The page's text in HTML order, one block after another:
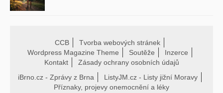
CCB
Tvorba webových stránek
Wordpress Magazine Theme
Soutěže
Inzerce
Kontakt
Zásady ochrany osobních údajů
iBrno.cz - Zprávy z Brna
ListyJM.cz - Listy jižní Moravy
Příznaky, projevy onemocnění a léky